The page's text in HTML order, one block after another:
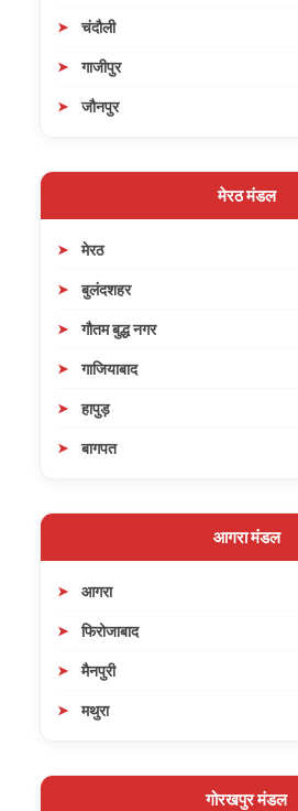
चंदौली
गाजीपुर
जौनपुर
मेरठ मंडल
मेरठ
बुलंदशहर
गौतम बुद्ध नगर
गाजियाबाद
हापुड़
बागपत
आगरा मंडल
आगरा
फिरोजाबाद
मैनपुरी
मथुरा
गोरखपुर मंडल